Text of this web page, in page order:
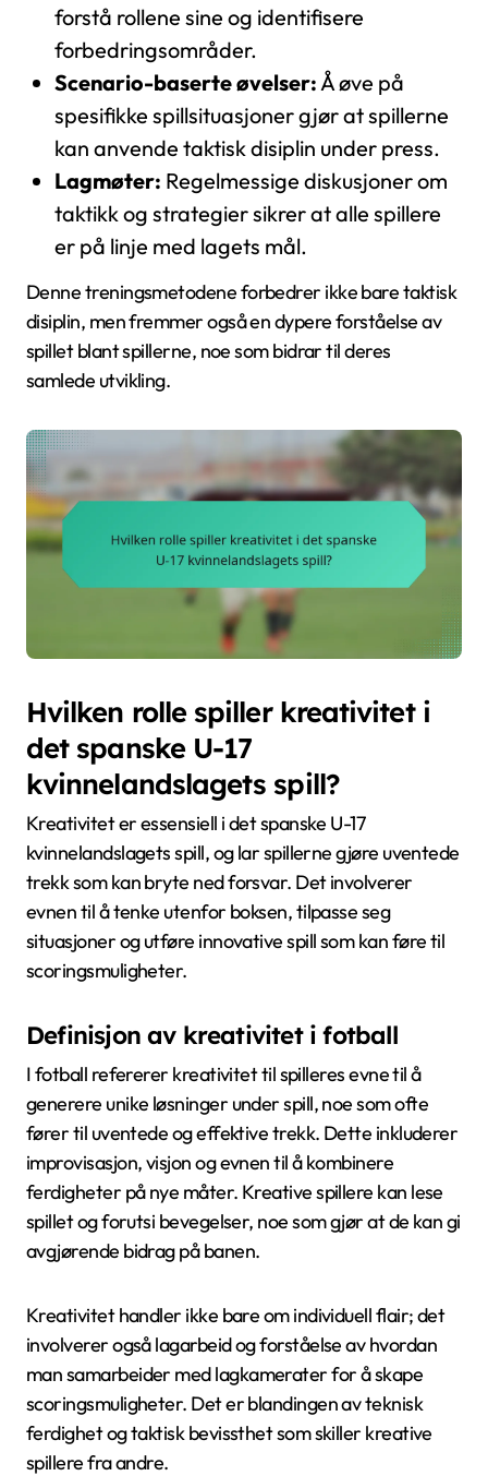
forstå rollene sine og identifisere
forbedringsområder.
Scenario-baserte øvelser: Å øve på
spesifikke spillsituasjoner gjør at spillerne
kan anvende taktisk disiplin under press.
Lagmøter: Regelmessige diskusjoner om
taktikk og strategier sikrer at alle spillere
er på linje med lagets mål.
Denne treningsmetodene forbedrer ikke bare taktisk
disiplin, men fremmer også en dypere forståelse av
spillet blant spillerne, noe som bidrar til deres
samlede utvikling.
Hvilken rolle spiller kreativitet i
det spanske U-17
kvinnelandslagets spill?
Kreativitet er essensiell i det spanske U-17
kvinnelandslagets spill, og lar spillerne gjøre uventede
trekk som kan bryte ned forsvar. Det involverer
evnen til å tenke utenfor boksen, tilpasse seg
situasjoner og utføre innovative spill som kan føre til
scoringsmuligheter.
Definisjon av kreativitet i fotball
I fotball refererer kreativitet til spilleres evne til å
generere unike løsninger under spill, noe som ofte
fører til uventede og effektive trekk. Dette inkluderer
improvisasjon, visjon og evnen til å kombinere
ferdigheter på nye måter. Kreative spillere kan lese
spillet og forutsi bevegelser, noe som gjør at de kan gi
avgjørende bidrag på banen.
Kreativitet handler ikke bare om individuell flair; det
involverer også lagarbeid og forståelse av hvordan
man samarbeider med lagkamerater for å skape
scoringsmuligheter. Det er blandingen av teknisk
ferdighet og taktisk bevissthet som skiller kreative
spillere fra andre.